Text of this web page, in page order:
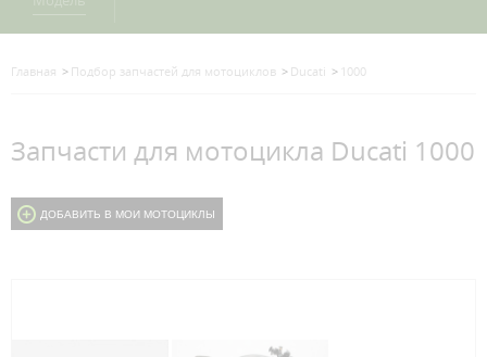
Главная Подбор запчастей для мотоциклов Ducati 1000
Запчасти для мотоцикла Ducati 1000
ДОБАВИТЬ В МОИ МОТОЦИКЛЫ